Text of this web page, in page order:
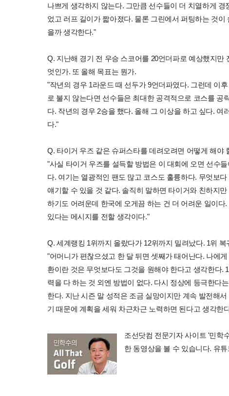
나쁘게 생각하지 않는다. 그만큼 선수들이 더 치열하게
었고 러프 길이가 짧아졌다. 물론 그린에서 퍼팅하는 것
을까 생각한다."
Q. 지난해 경기 전 우승 스코어를 20언더파로 예상했지
엇인가. 또 올해 목표는 뭔가.
"작년의 경우 1라운드 때 선두가 9언더파였다. 그런데 이
로 불지 않는다면 선수들은 최대한 공격적으로 코스를
다. 작년의 경우 2승을 했다. 올해 그 이상을 하고 싶다.
다."
Q. 타이거 우즈 같은 슈퍼스타를 데려오려면 어떻게 해야
"사실 타이거 우즈를 설득할 방법은 이 대회에 오면 선수
다. 여기는 열광적인 팬도 많고 코스도 훌륭하다. 무엇보
얘기할 수 있을 것 같다. 솔직히 말하면 타이거와 친하지
하기도 어려운데 한국에 오게끔 하는 건 더 어려운 일이
있다는 메시지를 전할 생각이다."
Q. 세계랭킹 1위까지 올랐다가 12위까지 밀려났다. 1위
"어머니가 편찮으셨고 한 달 뒤면 셋째가 태어난다. 나에
환이란 것은 무엇보다도 그것을 원해야 한다고 생각한다.
력을 다 하는 것 외엔 방법이 없다. 다시 정상에 등극한다
한다. 지난 시즌 말 성적은 조금 실망이지만 계속 발전해
기 때문에 계획을 세워 차근차근 노력하면 된다고 생각한
조선닷컴 전문기자 사이트 '민학
한 동영상을 볼 수 있습니다. 유